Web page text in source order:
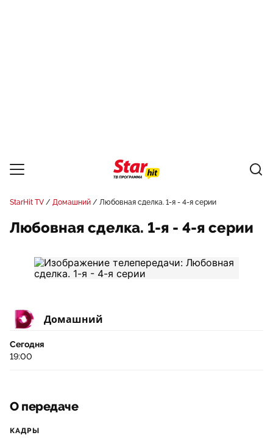
StarHit TV Домашний Любовная сделка. 1-я - 4-я серии
Любовная сделка. 1-я - 4-я серии
Домашний
Сегодня
19:00
О передаче
КАДРЫ